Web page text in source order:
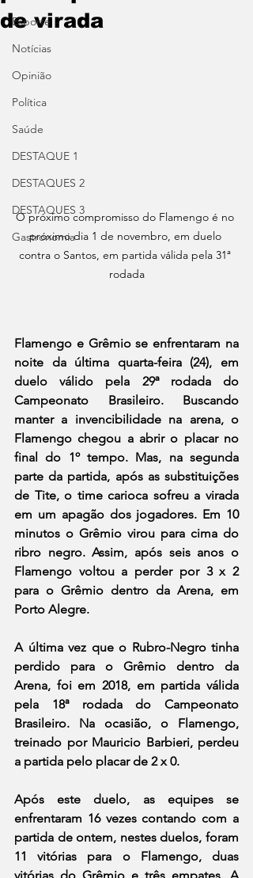
Esporte
Notícias
Opinião
Política
Saúde
DESTAQUE 1
DESTAQUES 2
DESTAQUES 3
Gastronomia
de virada
O próximo compromisso do Flamengo é no
próximo dia 1 de novembro, em duelo
contra o Santos, em partida válida pela 31ª
rodada
Flamengo e Grêmio se enfrentaram na
noite da última quarta-feira (24), em
duelo válido pela 29ª rodada do
Campeonato Brasileiro. Buscando
manter a invencibilidade na arena, o
Flamengo chegou a abrir o placar no
final do 1º tempo. Mas, na segunda
parte da partida, após as substituições
de Tite, o time carioca sofreu a virada
em um apagão dos jogadores. Em 10
minutos o Grêmio virou para cima do
ribro negro. Assim, após seis anos o
Flamengo voltou a perder por 3 x 2
para o Grêmio dentro da Arena, em
Porto Alegre.
A última vez que o Rubro-Negro tinha
perdido para o Grêmio dentro da
Arena, foi em 2018, em partida válida
pela 18ª rodada do Campeonato
Brasileiro. Na ocasião, o Flamengo,
treinado por Mauricio Barbieri, perdeu
a partida pelo placar de 2 x 0.
Após este duelo, as equipes se
enfrentaram 16 vezes contando com a
partida de ontem, nestes duelos, foram
11 vitórias para o Flamengo, duas
vitórias do Grêmio e três empates. A